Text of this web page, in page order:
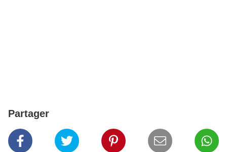
Partager